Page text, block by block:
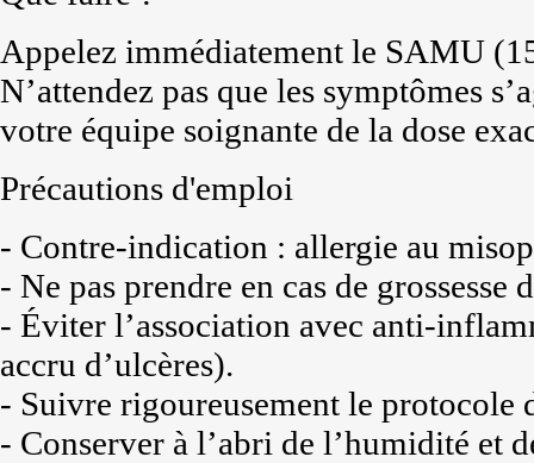
Appelez immédiatement le SAMU
N’attendez pas que les symptômes
votre équipe soignante de la dose
Précautions d'emploi
- Contre-indication : allergie au
- Ne pas prendre en cas de grossesse
- Éviter l’association avec anti-
accru d’ulcères).
- Suivre rigoureusement le protocole
- Conserver à l’abri de l’humidité et